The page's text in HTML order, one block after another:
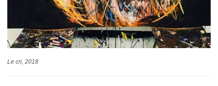
Le cri, 2018